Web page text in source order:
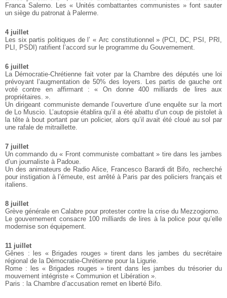
Franca Salerno. Les « Unités combattantes communistes » font sauter
un siège du patronat à Palerme.
4 juillet
Les six partis politiques de l’ « Arc constitutionnel » (PCI, DC, PSI, PRI,
PLI, PSDI) ratifient l’accord sur le programme du Gouvernement.
6 juillet
La Démocratie-Chrétienne fait voter par la Chambre des députés une loi
prévoyant l’augmentation de 50% des loyers. Les partis de gauche ont
voté contre en affirmant : « On donne 400 milliards de lires aux
propriétaires. ».
Un dirigeant communiste demande l’ouverture d’une enquête sur la mort
de Lo Muscio. L’autopsie établira qu’il a été abattu d’un coup de pistolet à
la tête à bout portant par un policier, alors qu’il avait été cloué au sol par
une rafale de mitraillette.
7 juillet
Un commando du « Front communiste combattant » tire dans les jambes
d’un journaliste à Padoue.
Un des animateurs de Radio Alice, Francesco Barardi dit Bifo, recherché
pour instigation à l’émeute, est arrêté à Paris par des policiers français et
italiens.
8 juillet
Grève générale en Calabre pour protester contre la crise du Mezzogiorno.
Le gouvernement consacre 100 milliards de lires à la police pour qu’elle
modernise son équipement.
11 juillet
Gênes : les « Brigades rouges » tirent dans les jambes du secrétaire
régional de la Démocratie-Chrétienne pour la Ligurie.
Rome : les « Brigades rouges » tirent dans les jambes du trésorier du
mouvement intégriste « Communion et Libération ».
Paris : la Chambre d’accusation remet en liberté Bifo.